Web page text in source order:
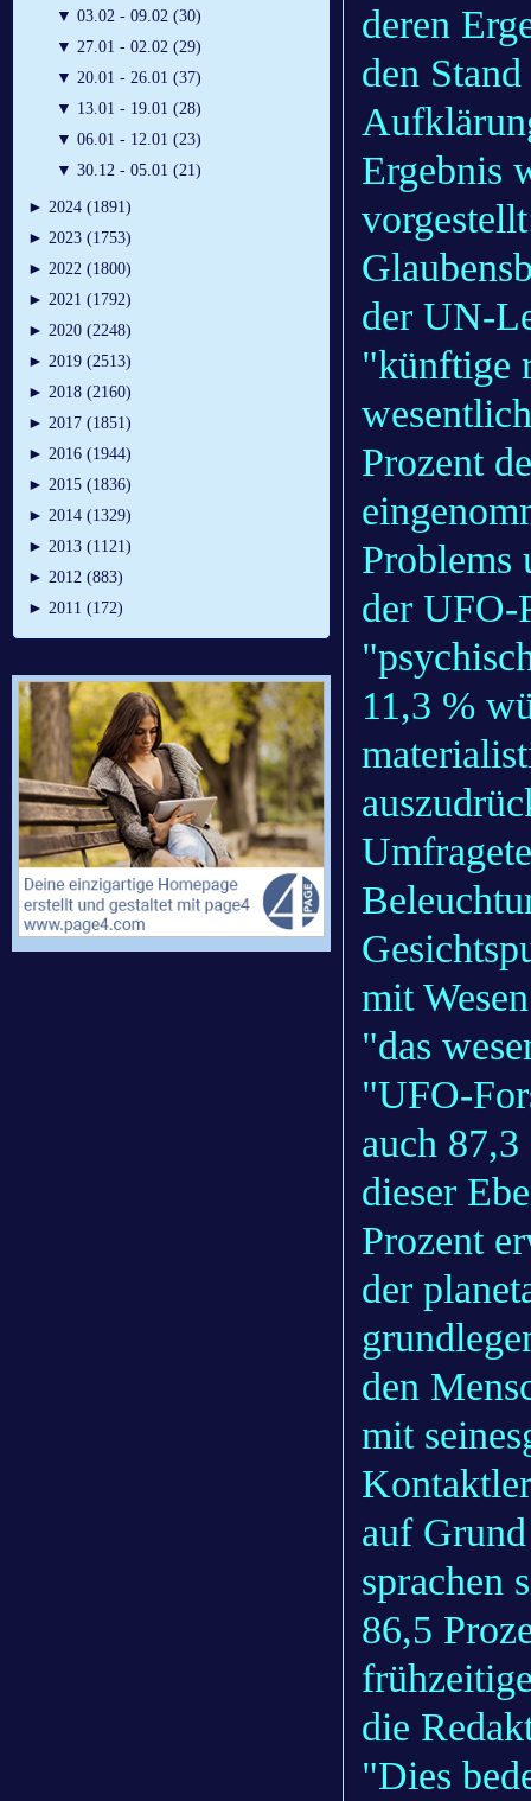
▼ 03.02 - 09.02 (30)
▼ 27.01 - 02.02 (29)
▼ 20.01 - 26.01 (37)
▼ 13.01 - 19.01 (28)
▼ 06.01 - 12.01 (23)
▼ 30.12 - 05.01 (21)
► 2024 (1891)
► 2023 (1753)
► 2022 (1800)
► 2021 (1792)
► 2020 (2248)
► 2019 (2513)
► 2018 (2160)
► 2017 (1851)
► 2016 (1944)
► 2015 (1836)
► 2014 (1329)
► 2013 (1121)
► 2012 (883)
► 2011 (172)
deren
den
Ergebnis
der UN-
"künftige
Prozent
Problems
der UFO-
11,3 %
mit
"das
"UFO-
auch
dieser
Prozent
der
den
mit
auf
sprachen
86,5
die
"Dies